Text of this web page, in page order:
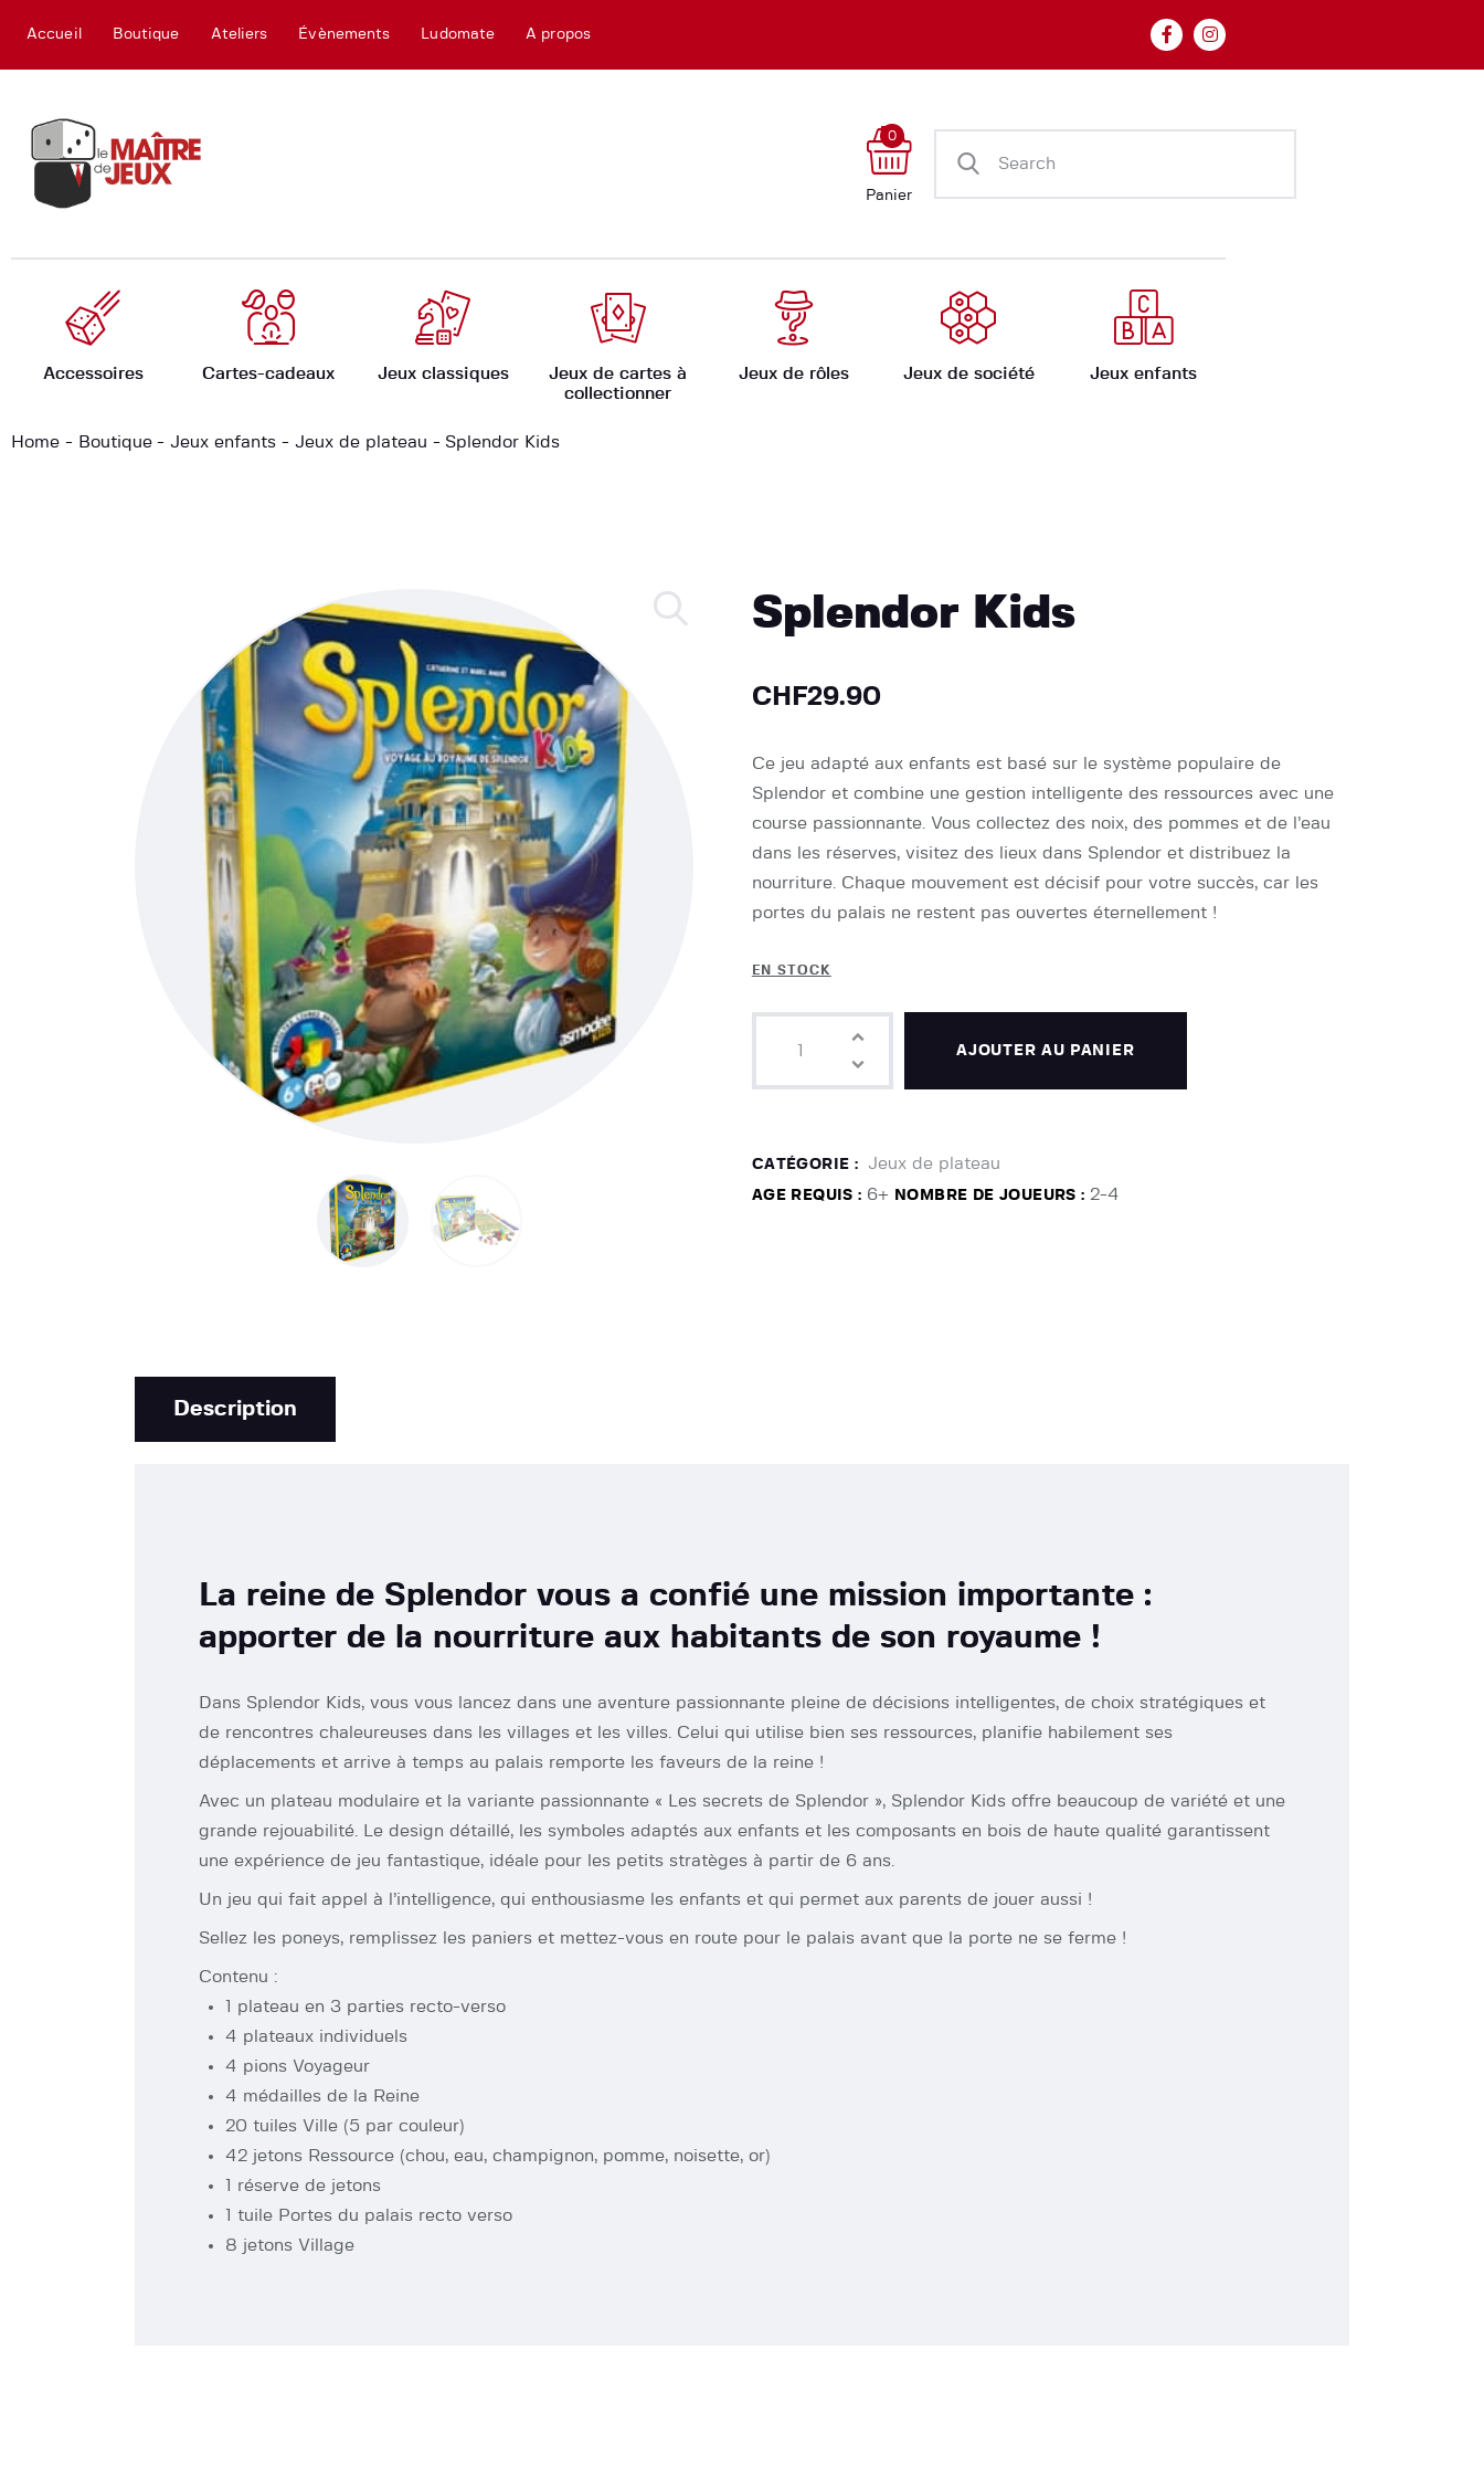
Accueil Boutique Ateliers Évènements Ludomate A propos
Panier
0
Accessoires Cartes-cadeaux Jeux classiques
Jeux de cartes à
collectionner
Jeux de rôles Jeux de société Jeux enfants
Home Boutique Jeux enfants Jeux de plateau Splendor Kids
Accueil
Ludomate
A propos
Splendor Kids
CHF29.90
Ce jeu adapté aux enfants est basé sur le système populaire de
Splendor et combine une gestion intelligente des ressources avec une
course passionnante. Vous collectez des noix, des pommes et de l’eau
dans les réserves, visitez des lieux dans Splendor et distribuez la
nourriture. Chaque mouvement est décisif pour votre succès, car les
portes du palais ne restent pas ouvertes éternellement !
EN STOCK
AJOUTER AU PANIER
CATÉGORIE : Jeux de plateau
AGE REQUIS : 6+ NOMBRE DE JOUEURS : 2-4
Description
La reine de Splendor vous a confié une mission importante :
apporter de la nourriture aux habitants de son royaume !
Dans Splendor Kids, vous vous lancez dans une aventure passionnante pleine de décisions intelligentes, de choix stratégiques et
de rencontres chaleureuses dans les villages et les villes. Celui qui utilise bien ses ressources, planifie habilement ses
déplacements et arrive à temps au palais remporte les faveurs de la reine !
Avec un plateau modulaire et la variante passionnante « Les secrets de Splendor », Splendor Kids offre beaucoup de variété et une
grande rejouabilité. Le design détaillé, les symboles adaptés aux enfants et les composants en bois de haute qualité garantissent
une expérience de jeu fantastique, idéale pour les petits stratèges à partir de 6 ans.
Un jeu qui fait appel à l’intelligence, qui enthousiasme les enfants et qui permet aux parents de jouer aussi !
Sellez les poneys, remplissez les paniers et mettez-vous en route pour le palais avant que la porte ne se ferme !
Contenu :
1 plateau en 3 parties recto-verso
4 plateaux individuels
4 pions Voyageur
4 médailles de la Reine
20 tuiles Ville (5 par couleur)
42 jetons Ressource (chou, eau, champignon, pomme, noisette, or)
1 réserve de jetons
1 tuile Portes du palais recto verso
8 jetons Village